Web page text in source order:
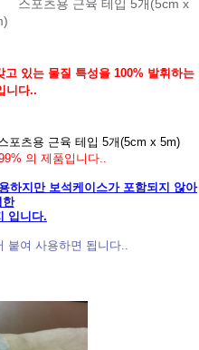
츠용 근육 테입 5개(5cm x
있는 물질 특성을 100% 발휘하는
니다..
포츠용 근육 테입 5개(5cm x 5m)
의 제품입니다..
하지만 보석케이스가 포함되지 않아
한
입니다.
붙여 사용하면 됩니다..